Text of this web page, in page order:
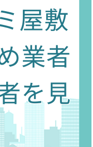
屋敷
業者
を見